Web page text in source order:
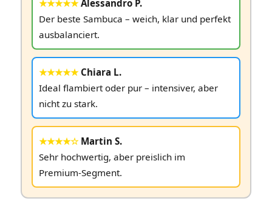
★★★★★Alessandro P.
Der beste Sambuca – weich, klar und perfekt
ausbalanciert.
★★★★★Chiara L.
Ideal flambiert oder pur – intensiver, aber
nicht zu stark.
★★★★☆Martin S.
Sehr hochwertig, aber preislich im
Premium‑Segment.